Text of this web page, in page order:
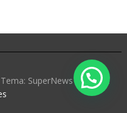
Tema: SuperNews deAcme